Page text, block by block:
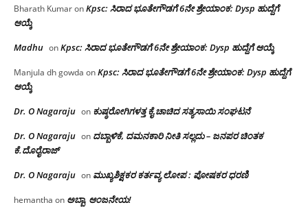
Bharath KumaronKpsc: ಸಿರಾದ ಭೂತೇಗೌಡಗೆ 6ನೇ ಶ್ರೇಯಾಂಕ: Dysp ಹುದ್ದೆಗೆ
ಆಯ್ಕೆ
Madhu onKpsc: ಸಿರಾದ ಭೂತೇಗೌಡಗೆ 6ನೇ ಶ್ರೇಯಾಂಕ: Dysp ಹುದ್ದೆಗೆ ಆಯ್ಕೆ
Manjula dh gowda onKpsc: ಸಿರಾದ ಭೂತೇಗೌಡಗೆ 6ನೇ ಶ್ರೇಯಾಂಕ: Dysp ಹುದ್ದೆಗೆ
ಆಯ್ಕೆ
Dr. O Nagaraju on ಕುಷ್ಠರೋಗಿಗಳತ್ತ ಕೈ ಚಾಚಿದ ಸತ್ಯಸಾಯಿ ಸಂಘಟನೆ
Dr. O Nagaraju on ದಬ್ಬಾಳಿಕೆ, ದಮನಕಾರಿ ನೀತಿ ಸಲ್ಲದು – ಜನಪರ ಚಿಂತಕ
ಕೆ.ದೊರೈರಾಜ್
Dr. O Nagaraju on ಮುಖ್ಯಶಿಕ್ಷಕರ ಕರ್ತವ್ಯ ಲೋಪ : ಪೋಷಕರ ಧರಣಿ
hemantha on ಅಬ್ಬಾ, ಆಂಜನೇಯ!